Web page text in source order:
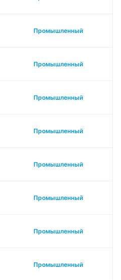
Промышленный
Промышленный
Промышленный
Промышленный
Промышленный
Промышленный
Промышленный
Промышленный